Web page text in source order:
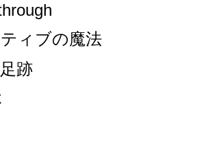
ィブの魔法
跡